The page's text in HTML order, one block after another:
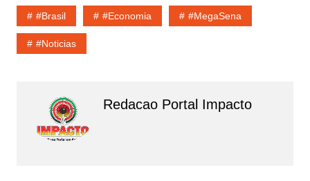
c
e
b
o
k
at
s
A
p
e ai ar
#Brasil #economia #MegaSena
#noticias
Redacao Portal Impacto